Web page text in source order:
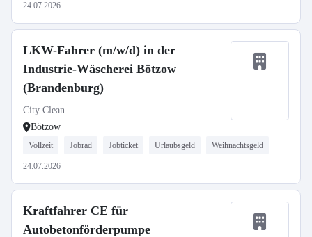
24.07.2026
LKW-Fahrer (m/w/d) in der
Industrie-Wäscherei Bötzow
(Brandenburg)
City Clean
Bötzow
Vollzeit Jobrad Jobticket Urlaubsgeld Weihnachtsgeld
24.07.2026
Kraftfahrer CE für
Autobetonförderpumpe